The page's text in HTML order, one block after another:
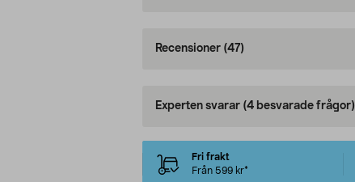
Recensioner (47)
Experten svarar (4 besvarade frågor)
Fri frakt
Från 599 kr*